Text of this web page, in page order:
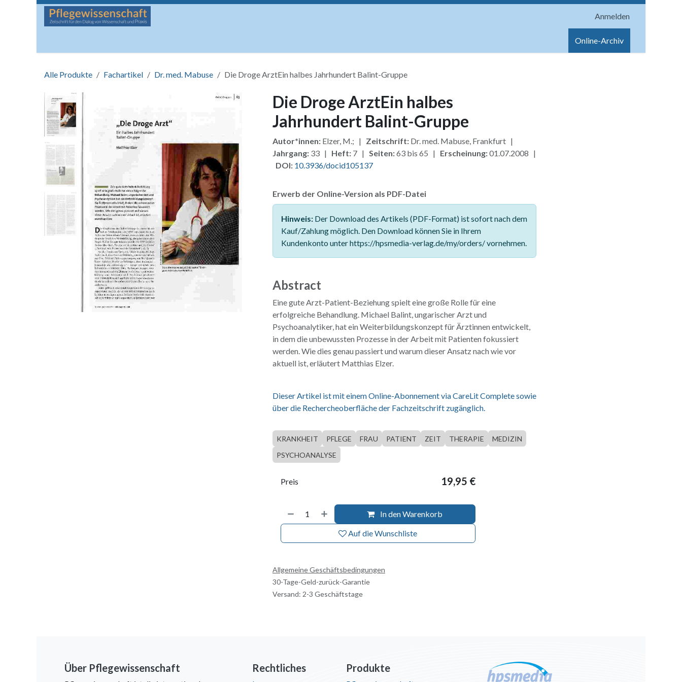
Zum Inhalt springen
Anmelden
Online-Archiv
Alle Produkte Fachartikel Dr. med. Mabuse Die Droge ArztEin halbes Jahrhundert Balint-Gruppe
Die Droge ArztEin halbes
Jahrhundert Balint-Gruppe
Autor*innen:Elzer, M.; | Zeitschrift:Dr. med. Mabuse, Frankfurt |
Jahrgang:33 | Heft:7 | Seiten:63 bis 65 | Erscheinung:01.07.2008 |
DOI: 10.3936/docid105137
Erwerb der Online-Version als PDF-Datei
Hinweis:Der Download des Artikels (PDF-Format) ist sofort nach dem
Kauf/Zahlung möglich. Den Download können Sie in Ihrem
Kundenkonto unter https://hpsmedia-verlag.de/my/orders/ vornehmen.
Abstract
Eine gute Arzt-Patient-Beziehung spielt eine große Rolle für eine
erfolgreiche Behandlung. Michael Balint, ungarischer Arzt und
Psychoanalytiker, hat ein Weiterbildungskonzept für Ärztinnen entwickelt,
in dem die unbewussten Prozesse in der Arbeit mit Patienten fokussiert
werden. Wie dies genau passiert und warum dieser Ansatz nach wie vor
aktuell ist, erläutert Matthias Elzer.
Dieser Artikel ist mit einem Online-Abonnement via CareLit Complete sowie
über die Rechercheoberfläche der Fachzeitschrift zugänglich.
KRANKHEIT PFLEGE FRAU PATIENT ZEIT THERAPIE
MEDIZIN
PSYCHOANALYSE
In den Warenkorb
Auf die Wunschliste
Preis 19,95 €
Allgemeine Geschäftsbedingungen
30-Tage-Geld-zurück-Garantie
Versand: 2-3 Geschäftstage
Über Pflegewissenschaft Rechtliches Produkte